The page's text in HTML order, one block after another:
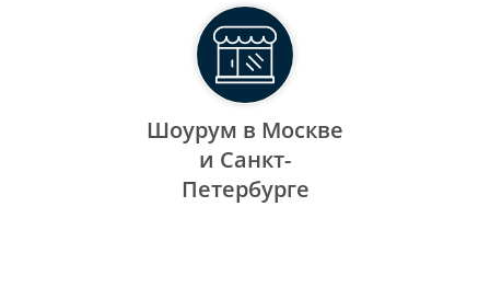
Шоурум в Москве
и Санкт-
Петербурге